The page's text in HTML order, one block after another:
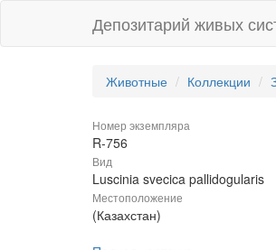
Депозитарий живых
Животные Коллекции
Номер экземпляра
R-756
Вид
Luscinia svecica pallidogularis
Местоположение
(Казахстан)